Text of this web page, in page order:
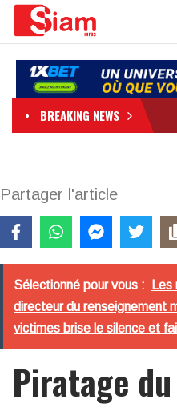
BREAKING NEWS
Partager l'article
Sélectionné pour vous :
Les
directeur du renseignement
victimes brise le silence et
Piratage